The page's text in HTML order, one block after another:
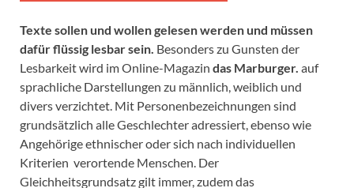
Texte sollen und wollen gelesen werden und müssen
dafür flüssig lesbar sein. Besonders zu Gunsten der
Lesbarkeit wird im Online-Magazin das Marburger. auf
sprachliche Darstellungen zu männlich, weiblich und
divers verzichtet. Mit Personenbezeichnungen sind
grundsätzlich alle Geschlechter adressiert, ebenso wie
Angehörige ethnischer oder sich nach individuellen
Kriterien verortende Menschen. Der
Gleichheitsgrundsatz gilt immer, zudem das